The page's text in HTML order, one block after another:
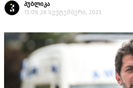
პუბლიკა
15:09, 28 სექტემბერი, 2023